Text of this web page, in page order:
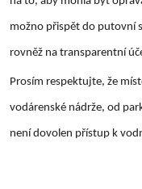
možno přispět do putovní
rovněž na transparentní
Prosím respektujte, že
vodárenské nádrže, od
není dovolen přístup k